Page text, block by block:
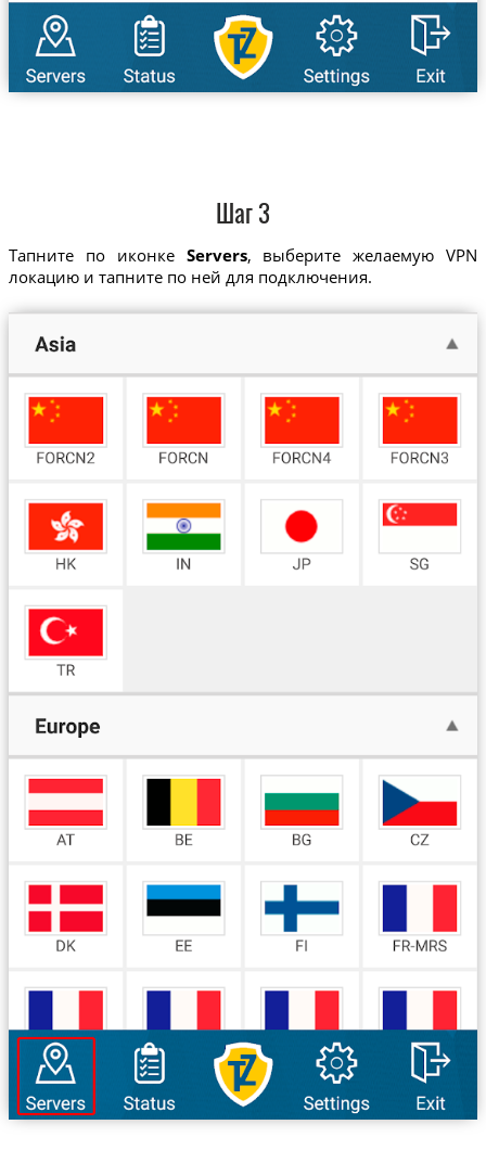
Шаг 3
Тапните по иконке Servers, выберите желаемую VPN
локацию и тапните по ней для подключения.